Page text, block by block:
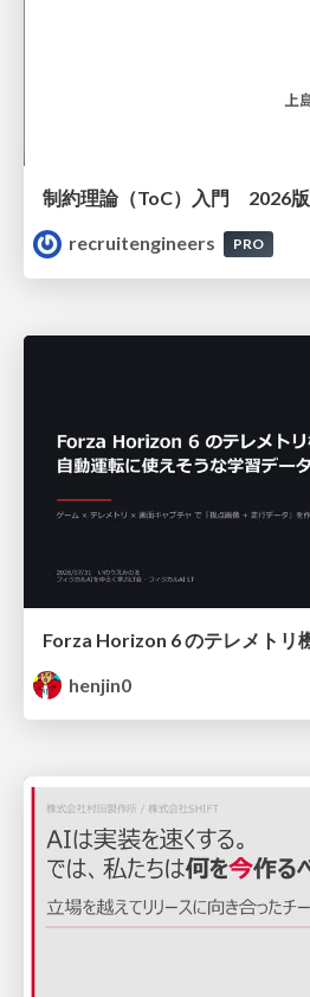
制約理論（ToC）入門 2026版
recruitengineers
PRO
henjin0